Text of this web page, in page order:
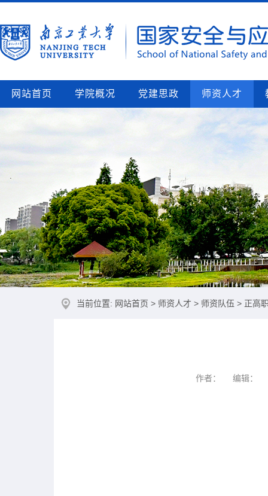
网站首页 学院概况 党建思政 师资人才
当前位置: 网站首页 > 师资人才 > 师资队伍 > 正高
作者： 编辑：